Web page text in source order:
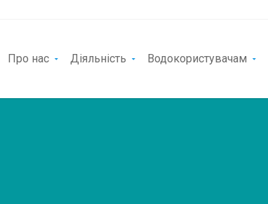
Про нас Діяльність Водокористувачам